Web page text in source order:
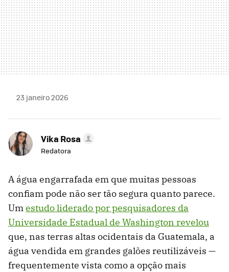
23 janeiro 2026
Vika Rosa
Redatora
A água engarrafada em que muitas pessoas
confiam pode não ser tão segura quanto parece.
Umestudo liderado por pesquisadores da
Universidade Estadual de Washington revelou
que, nas terras altas ocidentais da Guatemala, a
água vendida em grandes galões reutilizáveis —
frequentemente vista como a opção mais